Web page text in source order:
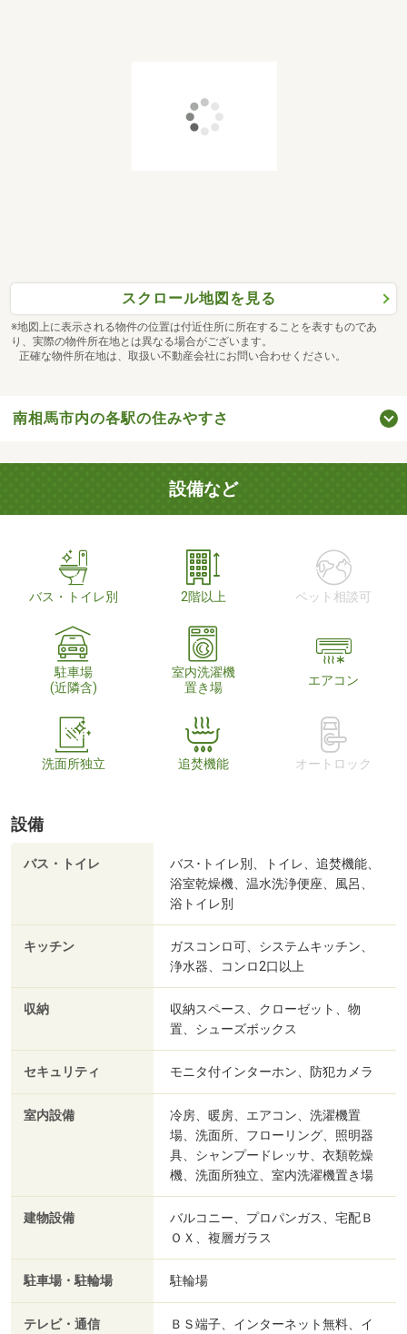
スクロール地図を見る
※地図上に表示される物件の位置は付近住所に所在することを表すものであ
り、実際の物件所在地とは異なる場合がございます。
正確な物件所在地は、取扱い不動産会社にお問い合わせください。
南相馬市内の各駅の住みやすさ
設備など
バス・トイレ別 2階以上 ペット相談可
駐車場
(近隣含)
室内洗濯機
置き場
エアコン
洗面所独立 追焚機能 オートロック
設備
バス・トイレ
バス･トイレ別、トイレ、追焚機能、
浴室乾燥機、温水洗浄便座、風呂、
浴トイレ別
キッチン
ガスコンロ可、システムキッチン、
浄水器、コンロ2口以上
収納
収納スペース、クローゼット、物
置、シューズボックス
セキュリティ モニタ付インターホン、防犯カメラ
室内設備
冷房、暖房、エアコン、洗濯機置
場、洗面所、フローリング、照明器
具、シャンプードレッサ、衣類乾燥
機、洗面所独立、室内洗濯機置き場
建物設備
バルコニー、プロパンガス、宅配Ｂ
ＯＸ、複層ガラス
駐車場・駐輪場 駐輪場
テレビ・通信
ＢＳ端子、インターネット無料、イ